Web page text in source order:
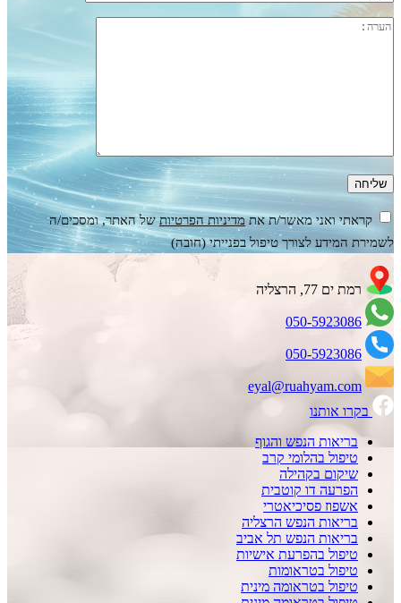
קראתי ואני מאשר/ת אתמדיניות הפרטיותשל האתר, ומסכים/ה
לשמירת המידע לצורך טיפול בפנייתי (חובה)
רמת ים 77, הרצליה
050-5923086
050-5923086
eyal@ruahyam.com
בקרו אותנו
בריאות הנפש והגוף
טיפול בהלומי קרב
שיקום בקהילה
הפרעה דו קוטבית
אשפוז פסיכיאטרי
בריאות הנפש הרצליה
בריאות הנפש תל אביב
טיפול בהפרעת אישיות
טיפול בטראומות
טיפול בטראומה מינית